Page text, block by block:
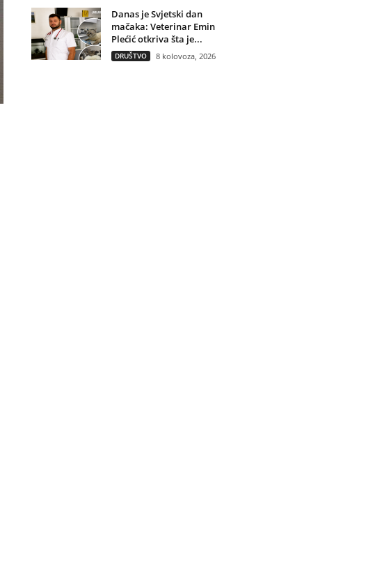
Danas je Svjetski dan
mačaka: Veterinar Emin
Plećić otkriva šta je...
DRUŠTVO 8 kolovoza, 2026